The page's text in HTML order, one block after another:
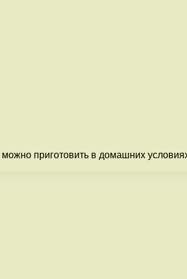
приготовить в домашних